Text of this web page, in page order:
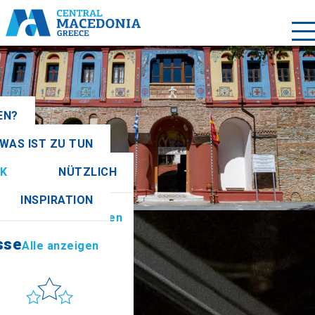
IST ZU TUN
NÜTZLICH
Alle anzeigen
to get there
INSPIRATION
Alle anzeigen